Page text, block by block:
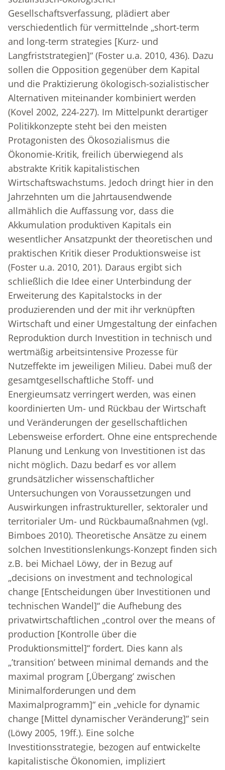
Gesellschaftsverfassung, plädiert aber
verschiedentlich für vermittelnde „short-term
and long-term strategies [Kurz- und
Langfriststrategien]“ (Foster u.a. 2010, 436). Dazu
sollen die Opposition gegenüber dem Kapital
und die Praktizierung ökologisch-sozialistischer
Alternativen miteinander kombiniert werden
(Kovel 2002, 224-227). Im Mittelpunkt derartiger
Politikkonzepte steht bei den meisten
Protagonisten des Ökosozialismus die
Ökonomie-Kritik, freilich überwiegend als
abstrakte Kritik kapitalistischen
Wirtschaftswachstums. Jedoch dringt hier in den
Jahrzehnten um die Jahrtausendwende
allmählich die Auffassung vor, dass die
Akkumulation produktiven Kapitals ein
wesentlicher Ansatzpunkt der theoretischen und
praktischen Kritik dieser Produktionsweise ist
(Foster u.a. 2010, 201). Daraus ergibt sich
schließlich die Idee einer Unterbindung der
Erweiterung des Kapitalstocks in der
produzierenden und der mit ihr verknüpften
Wirtschaft und einer Umgestaltung der einfachen
Reproduktion durch Investition in technisch und
wertmäßig arbeitsintensive Prozesse für
Nutzeffekte im jeweiligen Milieu. Dabei muß der
gesamtgesellschaftliche Stoff- und
Energieumsatz verringert werden, was einen
koordinierten Um- und Rückbau der Wirtschaft
und Veränderungen der gesellschaftlichen
Lebensweise erfordert. Ohne eine entsprechende
Planung und Lenkung von Investitionen ist das
nicht möglich. Dazu bedarf es vor allem
grundsätzlicher wissenschaftlicher
Untersuchungen von Voraussetzungen und
Auswirkungen infrastruktureller, sektoraler und
territorialer Um- und Rückbaumaßnahmen (vgl.
Bimboes 2010). Theoretische Ansätze zu einem
solchen Investitionslenkungs-Konzept finden sich
z.B. bei Michael Löwy, der in Bezug auf
„decisions on investment and technological
change [Entscheidungen über Investitionen und
technischen Wandel]“ die Aufhebung des
privatwirtschaftlichen „control over the means of
production [Kontrolle über die
Produktionsmittel]“ fordert. Dies kann als
„’transition’ between minimal demands and the
maximal program [‚Übergang’ zwischen
Minimalforderungen und dem
Maximalprogramm]“ ein „vehicle for dynamic
change [Mittel dynamischer Veränderung]“ sein
(Löwy 2005, 19ff.). Eine solche
Investitionsstrategie, bezogen auf entwickelte
kapitalistische Ökonomien, impliziert